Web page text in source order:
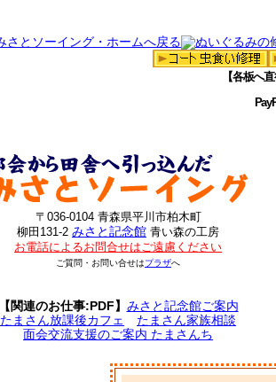
【各板へ直
〒036-0104 青森県平川市柏木町
柳田131-2 みさと記念館 青い森の工房
お電話によるお問合せはご遠慮ください
ご質問・お問い合せはプラザへ
【関連のお仕事:PDF】 みさと記念館ご案内
たまさん放課後カフェ
たまさん家族相談
面会交流支援のご案内 たまさんち